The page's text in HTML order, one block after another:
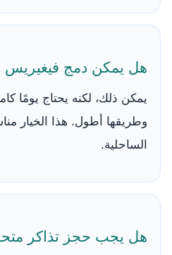
هل يمكن دمج فيغيريس
يمكن ذلك، لكنه يحتاج يومًا
وطريقها أطول. هذا الخيار
الساحلية.
هل يجب حجز تذاكر